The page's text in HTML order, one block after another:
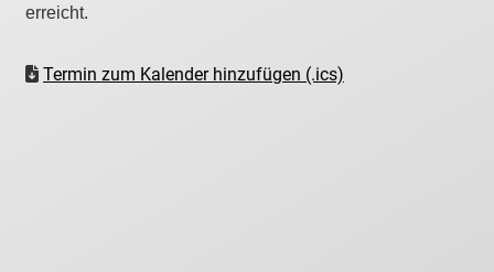
erreicht.
Termin zum Kalender hinzufügen (.ics)